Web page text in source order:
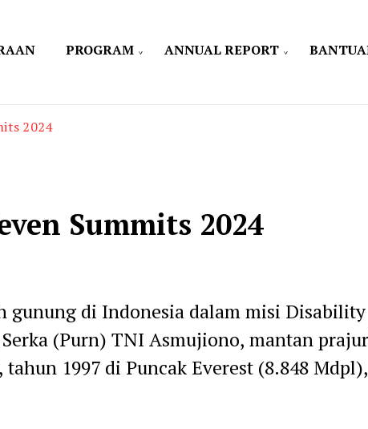
PROGRAM ANNUAL REPORT
2024
Summits 2024
gunung di Indonesia dalam misi Disability
(Purn) TNI Asmujiono, mantan
1997 di Puncak Everest (8.848 Mdpl),